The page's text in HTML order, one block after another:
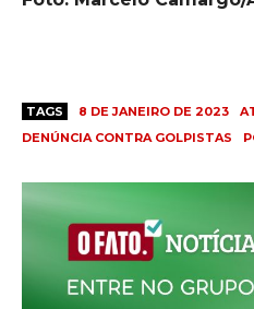
TAGS 8 DE JANEIRO DE 2023
DENÚNCIA CONTRA GOLPISTAS